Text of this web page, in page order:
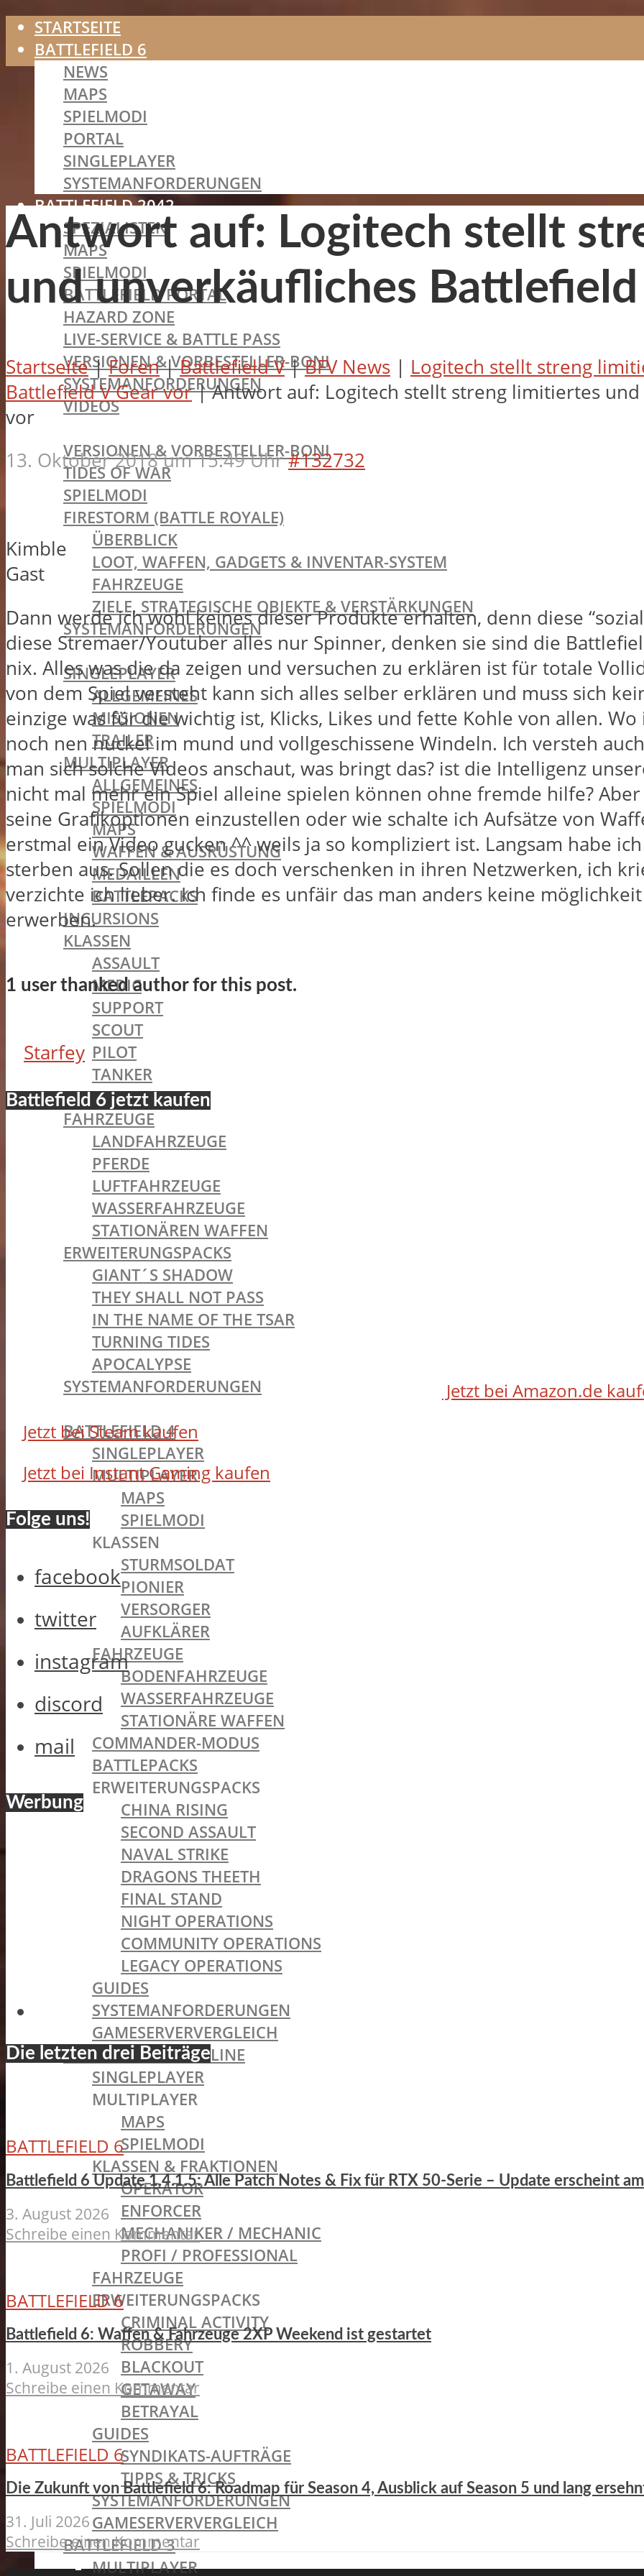
STARTSEITE
BATTLEFIELD 6
NEWS
MAPS
SPIELMODI
PORTAL
SINGLEPLAYER
SYSTEMANFORDERUNGEN
BATTLEFIELD 2042
SPEZIALISTEN
MAPS
SPIELMODI
BATTLEFIELD PORTAL
HAZARD ZONE
LIVE-SERVICE & BATTLE PASS
VERSIONEN & VORBESTELLER-BONI
SYSTEMANFORDERUNGEN
VIDEOS
VERSIONEN & VORBESTELLER-BONI
TIDES OF WAR
SPIELMODI
FIRESTORM (BATTLE ROYALE)
ÜBERBLICK
LOOT, WAFFEN, GADGETS & INVENTAR-SYSTEM
FAHRZEUGE
ZIELE, STRATEGISCHE OBJEKTE & VERSTÄRKUNGEN
SYSTEMANFORDERUNGEN
BATTLEFIELD 1
SINGLEPLAYER
ALLGEMEINES
MISSIONEN
TRAILER
MULTIPLAYER
ALLGEMEINES
SPIELMODI
MAPS
WAFFEN & AUSRÜSTUNG
MEDAILLEN
BATTLEPACKS
INCURSIONS
KLASSEN
ASSAULT
MEDIC
SUPPORT
SCOUT
PILOT
TANKER
ELITEKLASSEN
FAHRZEUGE
LANDFAHRZEUGE
PFERDE
LUFTFAHRZEUGE
WASSERFAHRZEUGE
STATIONÄREN WAFFEN
ERWEITERUNGSPACKS
GIANT´S SHADOW
THEY SHALL NOT PASS
IN THE NAME OF THE TSAR
TURNING TIDES
APOCALYPSE
SYSTEMANFORDERUNGEN
BATTLEFIELD 4
SINGLEPLAYER
MULTIPLAYER
MAPS
SPIELMODI
KLASSEN
STURMSOLDAT
PIONIER
VERSORGER
AUFKLÄRER
FAHRZEUGE
BODENFAHRZEUGE
WASSERFAHRZEUGE
STATIONÄRE WAFFEN
COMMANDER-MODUS
BATTLEPACKS
ERWEITERUNGSPACKS
CHINA RISING
SECOND ASSAULT
NAVAL STRIKE
DRAGONS THEETH
FINAL STAND
NIGHT OPERATIONS
COMMUNITY OPERATIONS
LEGACY OPERATIONS
GUIDES
SYSTEMANFORDERUNGEN
GAMESERVERVERGLEICH
BATTLEFIELD HARDLINE
SINGLEPLAYER
MULTIPLAYER
MAPS
SPIELMODI
KLASSEN & FRAKTIONEN
OPERATOR
ENFORCER
MECHANIKER / MECHANIC
PROFI / PROFESSIONAL
FAHRZEUGE
ERWEITERUNGSPACKS
CRIMINAL ACTIVITY
ROBBERY
BLACKOUT
GETAWAY
BETRAYAL
GUIDES
SYNDIKATS-AUFTRÄGE
TIPPS & TRICKS
SYSTEMANFORDERUNGEN
GAMESERVERVERGLEICH
BATTLEFIELD 3
MULTIPLAYER
Antwort auf: Logitech stellt
und unverkäufliches Battlefield
Startseite |Foren |Battlefield V |BFV News | Logitech stellt streng
Battlefield V Gear vor |Antwort auf: Logitech stellt streng limitiertes
vor
13. Oktober 2018 um 15:49 Uhr #132732
Kimble
Gast
Dann werde ich wohl keines dieser Produkte erhalten, denn diese
diese Stremaer/Youtuber alles nur Spinner, denken sie sind die
nix. Alles was die da zeigen und versuchen zu erklären ist für totale
von dem Spiel versteht kann sich alles selber erklären und muss sich
einzige was für die wichtig ist, Klicks, Likes und fette Kohle von allen.
noch nen nuckel im mund und vollgeschissene Windeln. Ich versteh
man sich solche Videos anschaut, was bringt das? ist die Intelligenz
nicht mal mehr ein Spiel alleine spielen können ohne fremde hilfe?
seine Grafikoptionen einzustellen oder wie schalte ich Aufsätze von
erstmal ein Video gucken ^^ weils ja so kompliziert ist. Langsam habe
sterben aus. Sollen die es doch verschenken in ihren Netzwerken, ich
verzichte ich lieber. Ich finde es unfäir das man anders keine
erwerben.
1 user thanked author for this post.
Starfey
Battlefield 6 jetzt kaufen
Jetzt bei Amazon.de
Jetzt bei Steam kaufen
Jetzt bei Instant Gaming kaufen
Folge uns!
facebook
twitter
instagram
discord
mail
Werbung
Die letzten drei Beiträge
BATTLEFIELD 6
Battlefield 6 Update 1.4.1.5: Alle Patch Notes & Fix für RTX 50-Serie – Update erscheint
3. August 2026
Schreibe einen Kommentar
BATTLEFIELD 6
Battlefield 6: Waffen & Fahrzeuge 2XP Weekend ist gestartet
1. August 2026
Schreibe einen Kommentar
BATTLEFIELD 6
Die Zukunft von Battlefield 6: Roadmap für Season 4, Ausblick auf Season 5 und lang
31. Juli 2026
Schreibe einen Kommentar